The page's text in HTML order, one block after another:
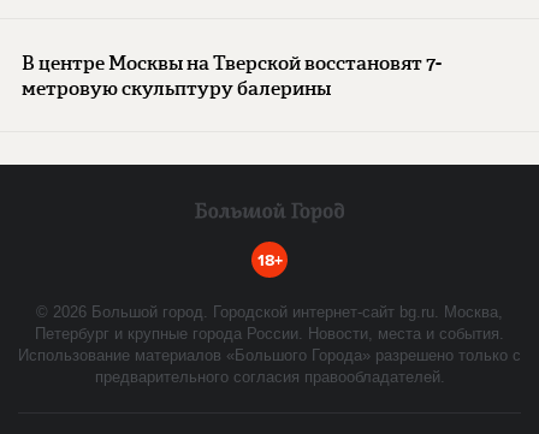
В центре Москвы на Тверской восстановят 7-
метровую скульптуру балерины
18+
© 2026 Большой город. Городской интернет-сайт bg.ru. Москва,
Петербург и крупные города России. Новости, места и события.
Использование материалов «Большого Города» разрешено только с
предварительного согласия правообладателей.